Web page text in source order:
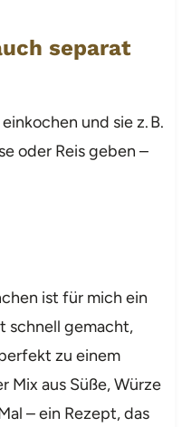
separat
und sie z. B.
oder Reis geben –
ist für mich ein
schnell gemacht,
zu einem
Mix aus Süße, Würze
– ein Rezept, das